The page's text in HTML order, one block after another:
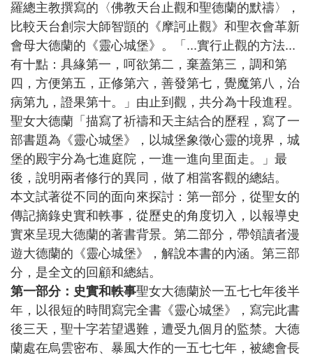
羅總主教撰寫的〈佛教天台止觀和聖德蘭的默禱〉，
比較天台創宗大師智顗的《摩訶止觀》和聖衣會革新
會母大德蘭的《靈心城堡》。「...實行止觀的方法...
有十點：具緣第一，呵欲第二，棄蓋第三，調和第
四，方便第五，正修第六，善發第七，覺魔第八，治
病第九，證果第十。」由止到觀，共分為十段進程。
聖女大德蘭「描寫了祈禱和天主結合的歷程，寫了一
部書題為《靈心城堡》，以城堡象徵心靈的境界，城
堡的殿宇分為七進庭院，一進一進向里面走。」最
後，說明兩者修行的異同，做了相當客觀的總結。
本文試著從不同的面向來探討：第一部分，從聖女的
傳記摘錄史實和軼事，從歷史的角度切入，以報導史
實來呈現大德蘭的著書背景。第二部分，帶領讀者漫
遊大德蘭的《靈心城堡》，解說本書的內涵。第三部
分，是全文的回顧和總結。
第一部分：史實和軼事聖女大德蘭於一五七七年後半
年，以很短的時間寫完全書《靈心城堡》，寫完此書
後三天，聖十字若望遇難，遭受九個月的監禁。大德
蘭處在烏雲密布、暴風大作的一五七七年，被總會長